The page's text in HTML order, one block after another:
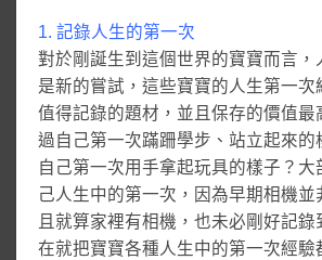
1. 記錄人生的第一次
對於剛誕生到這個世界的寶寶而言
是新的嘗試，這些寶寶的人生第一
值得記錄的題材，並且保存的價值
過自己第一次蹣跚學步、站立起來
自己第一次用手拿起玩具的樣子？
己人生中的第一次，因為早期相機
且就算家裡有相機，也未必剛好記
在就把寶寶各種人生中的第一次經驗